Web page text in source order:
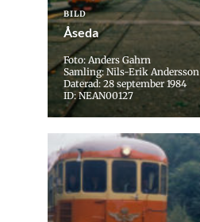
BILD
Åseda
Foto: Anders Gahrn
Samling: Nils-Erik Andersson
Daterad: 28 september 1984
ID: NEAN00127